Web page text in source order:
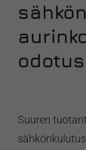
odotus
Suuren